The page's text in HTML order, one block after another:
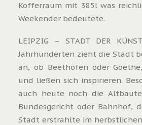
Kofferraum mit 385l was
Weekender bedeutete.
LEIPZIG – STADT DER
Jahrhunderten zieht die Stadt
an, ob Beethofen oder
und ließen sich inspirieren.
auch heute noch die
Bundesgericht oder Bahnhof,
Stadt erstrahlte im